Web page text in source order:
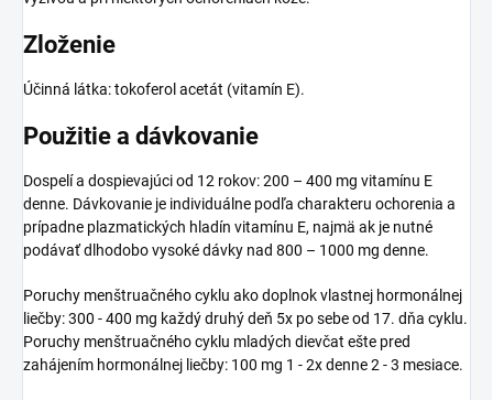
Zloženie
Účinná látka: tokoferol acetát (vitamín E).
Použitie a dávkovanie
Dospelí a dospievajúci od 12 rokov: 200 – 400 mg vitamínu E
denne. Dávkovanie je individuálne podľa charakteru ochorenia a
prípadne plazmatických hladín vitamínu E, najmä ak je nutné
podávať dlhodobo vysoké dávky nad 800 – 1000 mg denne.
Poruchy menštruačného cyklu ako doplnok vlastnej hormonálnej
liečby: 300 - 400 mg každý druhý deň 5x po sebe od 17. dňa cyklu.
Poruchy menštruačného cyklu mladých dievčat ešte pred
zahájením hormonálnej liečby: 100 mg 1 - 2x denne 2 - 3 mesiace.